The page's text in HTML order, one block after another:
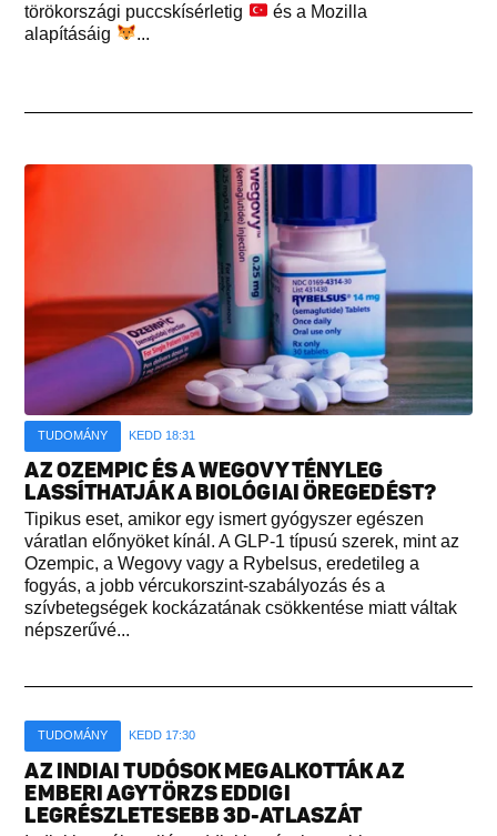
törökországi puccskísérletig
és a Mozilla
alapításáig
...
TUDOMÁNY KEDD 18:31
AZ OZEMPIC ÉS A WEGOVY TÉNYLEG
LASSÍTHATJÁK A BIOLÓGIAI ÖREGEDÉST?
Tipikus eset, amikor egy ismert gyógyszer egészen
váratlan előnyöket kínál. A GLP-1 típusú szerek, mint az
Ozempic, a Wegovy vagy a Rybelsus, eredetileg a
fogyás, a jobb vércukorszint-szabályozás és a
szívbetegségek kockázatának csökkentése miatt váltak
népszerűvé...
TUDOMÁNY KEDD 17:30
AZ INDIAI TUDÓSOK MEGALKOTTÁK AZ
EMBERI AGYTÖRZS EDDIGI
LEGRÉSZLETESEBB 3D-ATLASZÁT